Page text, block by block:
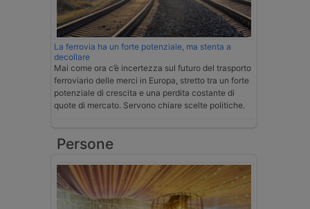
La ferrovia ha un forte potenziale, ma stenta a
decollare
Mai come ora c’è incertezza sul futuro del trasporto
ferroviario delle merci in Europa, stretto tra un forte
potenziale di crescita e una perdita costante di
quote di mercato. Servono chiare scelte politiche.
Persone